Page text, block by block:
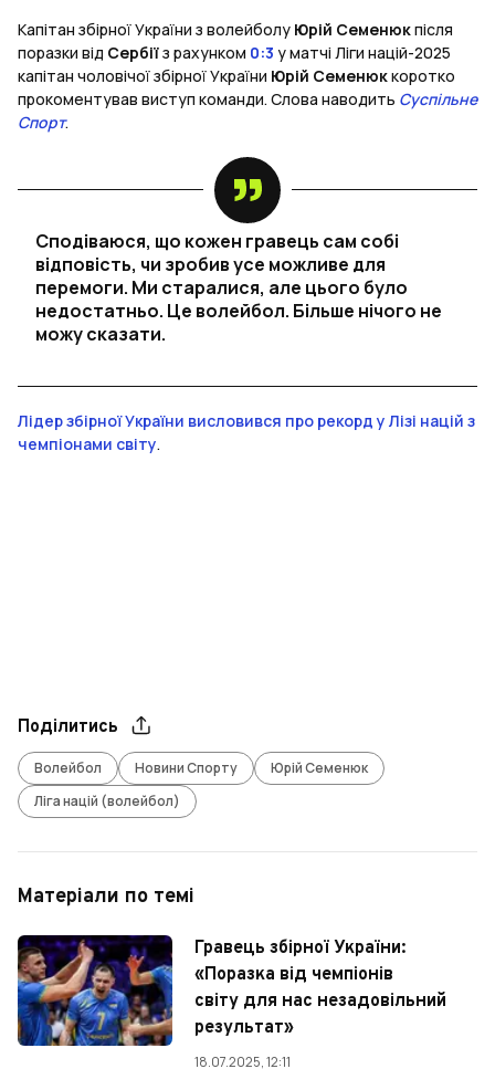
Капітан збірної України з волейболу Юрій Семенюкпісля
поразки від Сербіїз рахунком 0:3 у матчі Ліги націй-2025
капітан чоловічої збірної України Юрій Семенюккоротко
прокоментував виступ команди. Слова наводить Суспільне
Спорт.
Сподіваюся, що кожен гравець сам собі
відповість, чи зробив усе можливе для
перемоги. Ми старалися, але цього було
недостатньо. Це волейбол. Більше нічого не
можу сказати.
Лідер збірної України висловився про рекорд у Лізі націй з
чемпіонами світу.
Поділитись
Волейбол Новини Спорту
Юрій Семенюк
Ліга націй (волейбол)
Матеріали по темі
Гравець збірної України:
«Поразка від чемпіонів
світу для нас незадовільний
результат»
18.07.2025, 12:11